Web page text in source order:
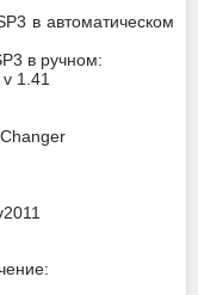
в автоматическом
в ручном:
1.41